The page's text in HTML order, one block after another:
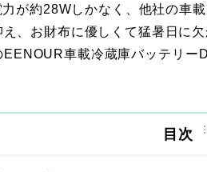
が約28Wしかなく、他社の車
、お財布に優しくて猛暑日に欠
車載冷蔵庫バッテリ
目次